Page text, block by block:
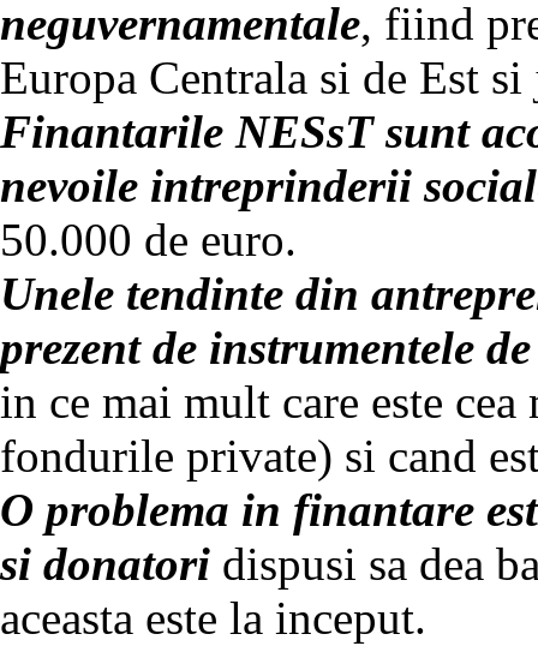
neguvernamentale, fiind
Europa Centrala si de Est
Finantarile NESsT sunt
nevoile intreprinderii
50.000 de euro.
Unele tendinte din
prezent de instrumentele
in ce mai mult care este
fondurile private) si cand
O problema in finantare
si donatori dispusi sa dea
aceasta este la inceput.